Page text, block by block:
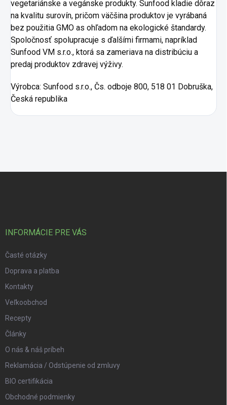
vegetariánske a vegánske produkty. Sunfood kladie dôraz
na kvalitu surovín, pričom väčšina produktov je vyrábaná
bez použitia GMO as ohľadom na ekologické štandardy.
Spoločnosť spolupracuje s ďalšími firmami, napríklad
Sunfood VM s.r.o., ktorá sa zameriava na distribúciu a
predaj produktov zdravej výživy.
Výrobca: Sunfood s.r.o., Čs. odboje 800, 518 01 Dobruška,
Česká republika
INFORMÁCIE PRE VÁS
Časté otázky
Doprava a platba
Kontakty
Veľkoobchod
Recepty
Články
O nás & náš príbeh
Reklamácia / Odstúpenie od zmluvy
BIO certifikácia
Obchodné podmienky